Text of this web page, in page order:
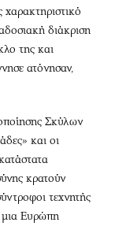
χαρακτηριστικό
διάκριση
της και
ατόνησαν,
Σκύλων
και οι
κρατούν
τεχνητής
μια Ευρώπη